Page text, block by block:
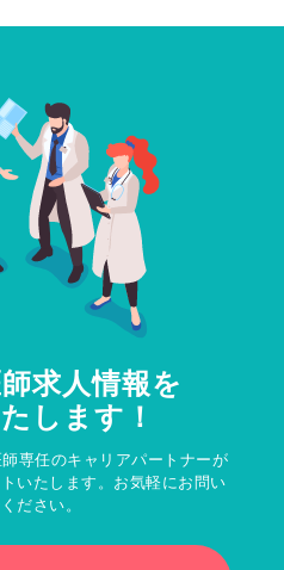
求人情報を
します！
専任のキャリアパートナーが
いたします。お気軽にお問い
ださい。